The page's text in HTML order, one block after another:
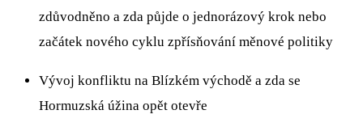
zdůvodněno a zda půjde o jednorázový krok nebo
začátek nového cyklu zpřísňování měnové politiky
Vývoj konfliktu na Blízkém východě a zda se
Hormuzská úžina opět otevře